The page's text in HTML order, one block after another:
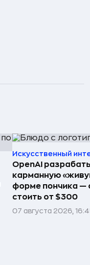
Искусственный
OpenAI
карманную
форме пончика —
стоить от $300
07 августа 2026,